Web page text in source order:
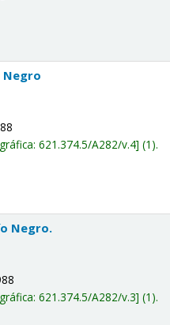
Negro
621.374.5/A282/v.4 (1).
Negro.
621.374.5/A282/v.3 (1).